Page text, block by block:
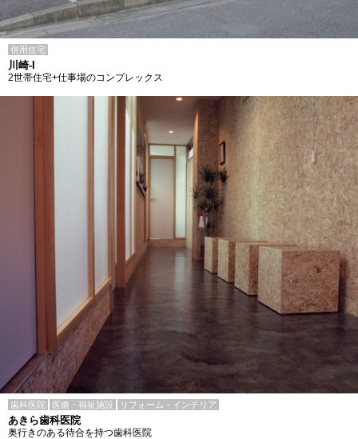
併用住宅
川崎-I
2世帯住宅+仕事場のコンプレックス
歯科医院 医療・福祉施設 リフォーム・インテリア
あきら歯科医院
奥行きのある待合を持つ歯科医院